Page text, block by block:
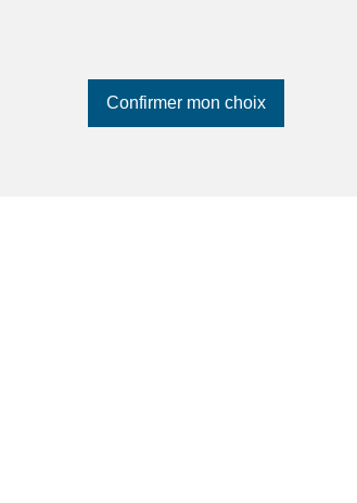
Confirmer mon choix